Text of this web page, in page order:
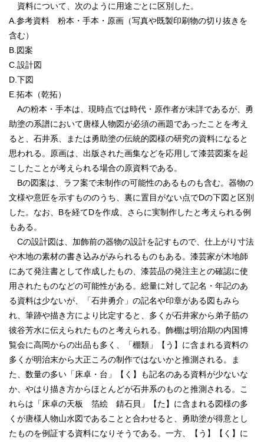
資料について、次のように用途ごとに区別した。
A.参考資料 粉本・手本・原画（写真や既製印刷物の切り抜きを
含む）
B.図案
C.設計図
D.下図
E.拓本（乾拓）
Aの粉本・手本は、現時点では時代・原作者が未詳であるが、勇
助塗の系譜において唐様人物図が必須の画題であったことを考え
ると、石井系、または勇助塗の伝統的図様の研究の資料になると
思われる。原画は、出版された画集などを応用して漆芸図案を起
こしたことが考えられる場合の原資料である。
Bの図案は、ラフ案で未制作の可能性のあるものも含む。器物の
文様や意匠を示すもののうち、裏に置目がない点でDの下図と区別
した。なお、Bを経てDを作成、さらに実制作したと考えられる例
もある。
Cの設計図は、加飾前の器物の設計を記すもので、仕上がり寸法
や木地の素材の書き込みがみられるものもある。漆芸家が木地師
にあて発注書として作成したもの、漆芸品の発注主との確認に使
用されたものなどの可能性がある。総量に対して記名・年記のあ
る資料は少ないが、「石井勇介」の記名や印章がある図もみら
れ、筆跡や描き方により比定すると、多くが石井家から弟子筋の
彼谷芳水に伝えられたものと考えられる。飾棚は明治期の内国博
覧会に高岡からの出品も多く、「棚類」【う】に含まれる資料の
多くが明治末から大正ころの制作ではないかと推測される。ま
た、数量の多い「床卓・台」【く】も記名のある資料が少ないな
か、やはり描き方からほとんどが石井系のものと推測される。こ
れらは「床卓の天板 箔絵 錆石貝」【た】に含まれる図様の多
くが唐様人物山水図であることと合わせると、勇助塗が得意とし
たものを例証する資料になりそうである。一方、【う】【く】に